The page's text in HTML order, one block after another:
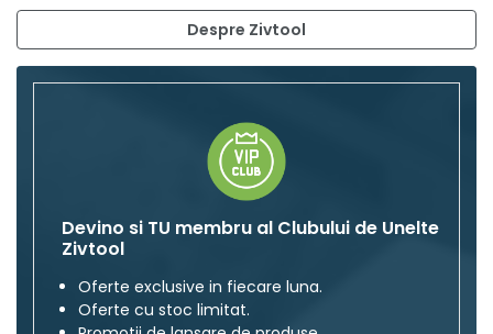
Despre Zivtool
Devino si TU membru al Clubului de Unelte
Zivtool
Oferte exclusive in fiecare luna.
Oferte cu stoc limitat.